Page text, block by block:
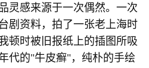
灵感来源于一次偶然。一次
剧资料，拍了一张老上海时
顿时被旧报纸上的插图所吸
代的"牛皮癣"，纯朴的手绘